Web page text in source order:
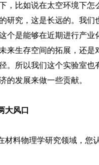
，比如说在太空环境下
研究，这是长远的。我们
个是能够在近期进行产
来生存空间的拓展，还
。所以我们这个实验室
的发展来做一些贡献。
大风口
材料物理学研究领域，您